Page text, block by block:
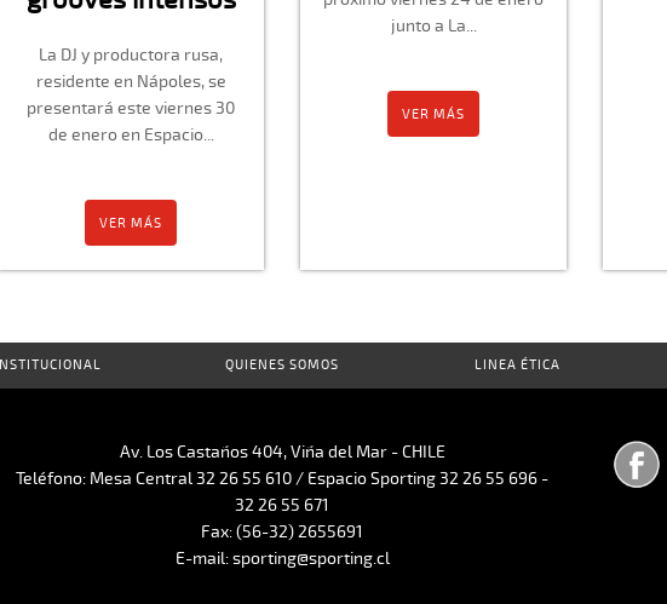
La DJ y productora rusa,
residente en Nápoles, se
presentará este viernes 30
de enero en Espacio...
VER MÁS
junto a La...
VER MÁS
INSTITUCIONAL QUIENES SOMOS LINEA ÉTICA
Av. Los Castaños 404, Viña del Mar - CHILE
Teléfono: Mesa Central 32 26 55 610 / Espacio Sporting 32 26 55 696 -
32 26 55 671
Fax: (56-32) 2655691
E-mail: sporting@sporting.cl